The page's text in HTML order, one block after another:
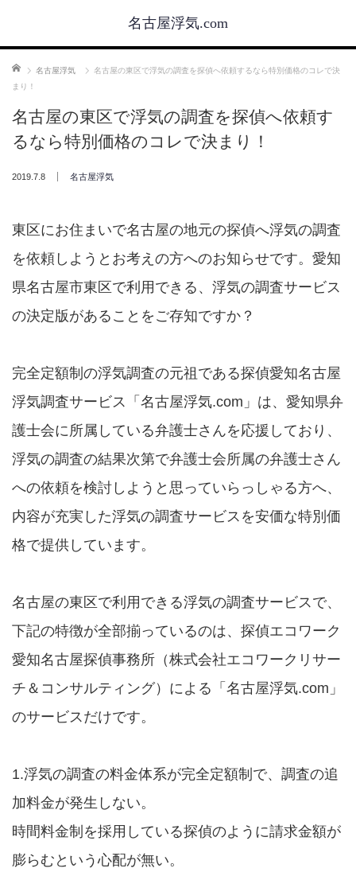
名古屋浮気.com
ホーム 名古屋浮気
名古屋の東区で浮気の調査を探偵へ依頼するなら特別価格のコレで決
まり！
名古屋の東区で浮気の調査を探偵へ依頼す
るなら特別価格のコレで決まり！
2019.7.8 名古屋浮気
東区にお住まいで名古屋の地元の探偵へ浮気の調査
を依頼しようとお考えの方へのお知らせです。愛知
県名古屋市東区で利用できる、浮気の調査サービス
の決定版があることをご存知ですか？
完全定額制の浮気調査の元祖である探偵愛知名古屋
浮気調査サービス「名古屋浮気.com」は、愛知県弁
護士会に所属している弁護士さんを応援しており、
浮気の調査の結果次第で弁護士会所属の弁護士さん
への依頼を検討しようと思っていらっしゃる方へ、
内容が充実した浮気の調査サービスを安価な特別価
格で提供しています。
名古屋の東区で利用できる浮気の調査サービスで、
下記の特徴が全部揃っているのは、探偵エコワーク
愛知名古屋探偵事務所（株式会社エコワークリサー
チ＆コンサルティング）による「名古屋浮気.com」
のサービスだけです。
1.浮気の調査の料金体系が完全定額制で、調査の追
加料金が発生しない。
時間料金制を採用している探偵のように請求金額が
膨らむという心配が無い。